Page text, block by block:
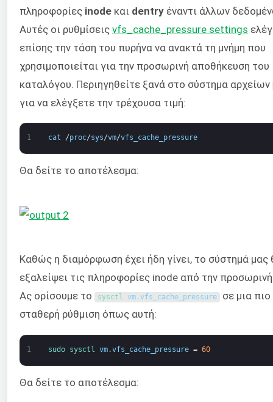
πληροφορίες inode και dentry έναντι άλλων
Αυτές οι ρυθμίσεις vfs_cache_pressure settings
επίσης την τάση του πυρήνα να ανακτά τη μνήμη που
χρησιμοποιείται για την προσωρινή αποθήκευση του
καταλόγου. Περιηγηθείτε ξανά στο σύστημα αρχείων
για να ελέγξετε την τρέχουσα τιμή:
1 cat /proc/sys/vm/vfs_cache_pressure
Θα δείτε το αποτέλεσμα:
Καθώς η διαμόρφωση έχει ήδη γίνει, το σύστημά μας
εξαλείψει τις πληροφορίες inode από την
Ας ορίσουμε το
sysctl vm.vfs_cache_pressure σε μια πιο
σταθερή ρύθμιση όπως αυτή:
1 sudo sysctl vm.vfs_cache_pressure = 60
Θα δείτε το αποτέλεσμα: